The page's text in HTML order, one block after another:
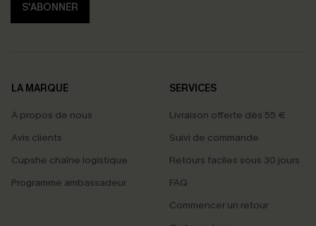
S'ABONNER
LA MARQUE
À propos de nous
Avis clients
Cupshe chaîne logistique
Programme ambassadeur
SERVICES
Livraison offerte dès 55 €
Suivi de commande
Retours faciles sous 30 jours
FAQ
Commencer un retour